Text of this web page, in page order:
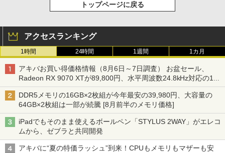
トップページに戻る
アクセスランキング
1時間 24時間 1週間 1カ月
アキバお買い得価格情報（8月6日～7日調査） お盆セール、
Radeon RX 9070 XTが89,800円、水平周波数24.8kHz対応の17
型モニターが9,801円、暑さ指数連動セール ほか
DDR5メモリの16GB×2枚組が今年最安の39,980円、大容量の
64GB×2枚組は一部が続騰 [8月前半のメモリ価格]
iPadでもそのまま使えるボールペン「STYLUS 2WAY」がエレコ
ムから、ゼブラと共同開発
アキバに“夏の特価ラッシュ”到来！CPUもメモリもマザーも安